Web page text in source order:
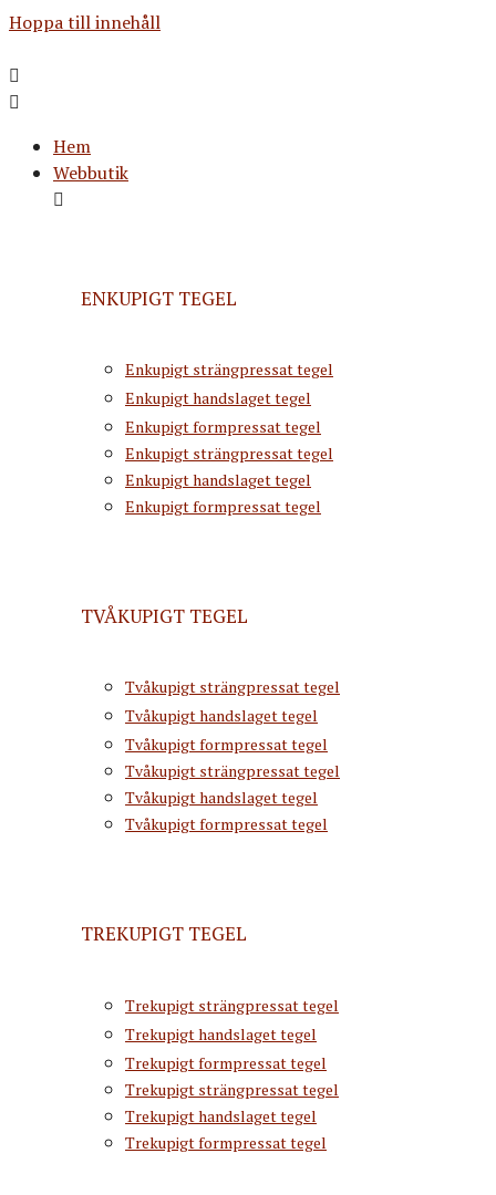
Hoppa till innehåll
Hem
Webbutik
ENKUPIGT TEGEL
Enkupigt strängpressat tegel
Enkupigt handslaget tegel
Enkupigt formpressat tegel
Enkupigt strängpressat tegel
Enkupigt handslaget tegel
Enkupigt formpressat tegel
TVÅKUPIGT TEGEL
Tvåkupigt strängpressat tegel
Tvåkupigt handslaget tegel
Tvåkupigt formpressat tegel
Tvåkupigt strängpressat tegel
Tvåkupigt handslaget tegel
Tvåkupigt formpressat tegel
TREKUPIGT TEGEL
Trekupigt strängpressat tegel
Trekupigt handslaget tegel
Trekupigt formpressat tegel
Trekupigt strängpressat tegel
Trekupigt handslaget tegel
Trekupigt formpressat tegel